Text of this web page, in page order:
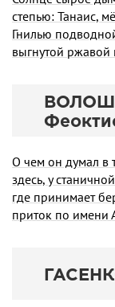
степью: Танаис,
Гнилью
выгнутой ржавой
О чем он думал в
здесь, у
где принимает
приток по имени